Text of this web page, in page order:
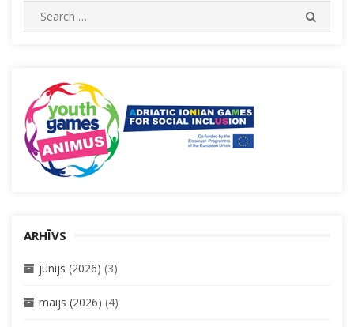
ARHĪVS
jūnijs (2026) (3)
maijs (2026) (4)